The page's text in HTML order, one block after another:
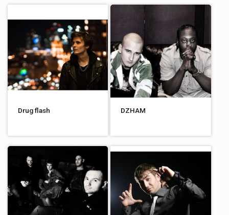
Drug flash DZHAM